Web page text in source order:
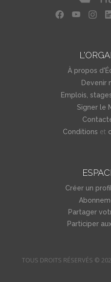
applique les valeurs de
L’efficacité à répondre
Le respect des budgets et
L’engagement du
L’innovation constante
CNESST et des exigences
construction du Québec.
À propos
Devenir
Emplois,
Signer le
Conditions et
Créer un
Partager
Participer
TOUS DROITS RÉSERVÉS ©